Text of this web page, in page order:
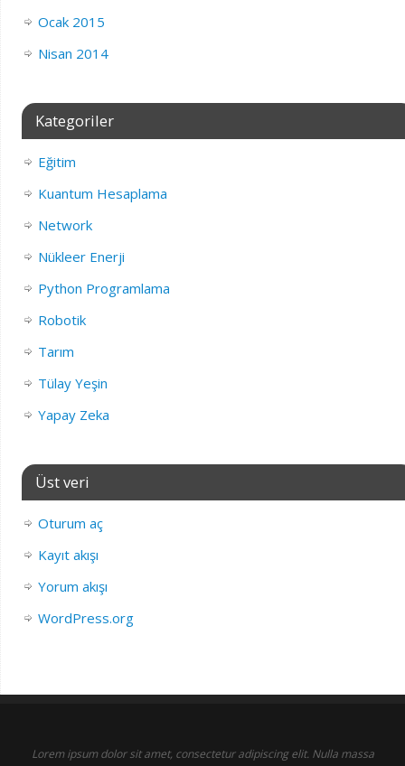
Ocak 2015
Nisan 2014
Kategoriler
Eğitim
Kuantum Hesaplama
Network
Nükleer Enerji
Python Programlama
Robotik
Tarım
Tülay Yeşin
Yapay Zeka
Üst veri
Oturum aç
Kayıt akışı
Yorum akışı
WordPress.org
Lorem ipsum dolor sit amet, consectetur adipiscing elit. Nulla massa